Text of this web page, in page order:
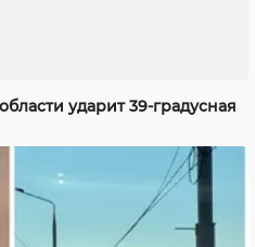
ударит 39-градусная